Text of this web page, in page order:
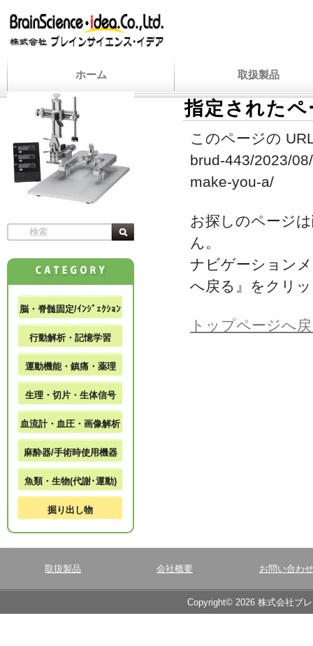
ホーム 取扱製品
指定された
このページの
brud-443/2023/
make-you-a/
お探しのページ
ん。
ナビゲーション
へ戻る』をクリ
トップページへ
脳・脊髄固定/ｲﾝｼﾞｪｸｼｮﾝ
行動解析・記憶学習
運動機能・鎮痛・薬理
生理・切片・生体信号
血流計・血圧・画像解析
麻酔器/手術時使用機器
魚類・生物(代謝･運動)
掘り出し物
取扱製品 会社概要 お問い合わせ
Copyright© 2026 株式会社ブ